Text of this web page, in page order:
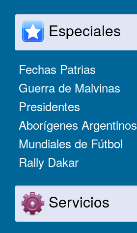
Especiales
Fechas Patrias
Guerra de Malvinas
Presidentes
Aborígenes Argentinos
Mundiales de Fútbol
Rally Dakar
Servicios